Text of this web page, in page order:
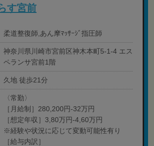
す宮前
柔道整復師,あん摩ﾏｯｻｰｼﾞ指圧師
神奈川県川崎市宮前区神木本町5-1-4 エス
ペランサ宮前1階
久地 徒歩21分
〈常勤〉
［月給制］280,200円-32万円
［想定年収］3,80万円-4,60万円
※経験や状況に応じて変動可能性有り
［給与内訳］